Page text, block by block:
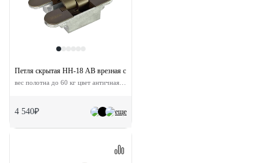
еще
Петля скрытая HH-18 AB врезная с 3D-регулировкой
4 540₽